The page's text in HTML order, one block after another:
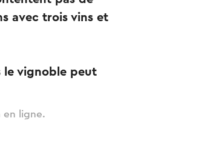
avec trois vins et
le vignoble peut
ligne.